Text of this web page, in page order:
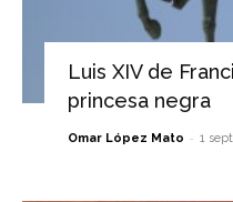
Luis XIV de
princesa negra
Omar López Mato - 1